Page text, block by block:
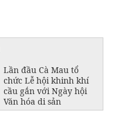
Lần đầu Cà Mau tổ
chức Lễ hội khinh khí
cầu gắn với Ngày hội
Văn hóa di sản